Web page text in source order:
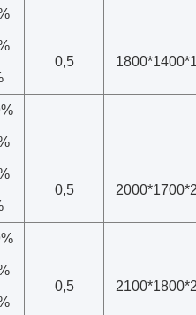
0,5
0,5
0,5